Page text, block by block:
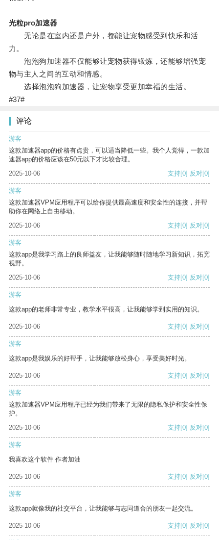
光粒pro加速器
无论是在室内还是户外，都能让宠物感受到快乐和活
力。
泡泡狗加速器不仅能够让宠物获得锻炼，还能够增强宠
物与主人之间的互动和情感。
选择泡泡狗加速器，让宠物享受更加幸福的生活。
#37#
评论
游客
这款加速器app的价格有点贵，可以适当降低一些。我个人觉得，一款加
速器app的价格应该在50元以下才比较合理。
2025-10-06
支持[0] 反对[0]
游客
这款加速器VPM应用程序可以给你提供最高速度和安全性的连接，并帮
助你在网络上自由移动。
2025-10-06
支持[0] 反对[0]
游客
这款app是我学习路上的良师益友，让我能够随时随地学习新知识，拓宽
视野。
2025-10-06
支持[0] 反对[0]
游客
这款app的老师非常专业，教学水平很高，让我能够学到实用的知识。
2025-10-06 支持[0] 反对[0]
游客
这款app是我娱乐的好帮手，让我能够放松身心，享受美好时光。
2025-10-06 支持[0] 反对[0]
游客
这款加速器VPM应用程序已经为我们带来了无限的隐私保护和安全性保
护。
2025-10-06
支持[0] 反对[0]
游客
我喜欢这个软件 作者加油
2025-10-06 支持[0] 反对[0]
游客
这款app就像我的社交平台，让我能够与志同道合的朋友一起交流。
2025-10-06 支持[0] 反对[0]